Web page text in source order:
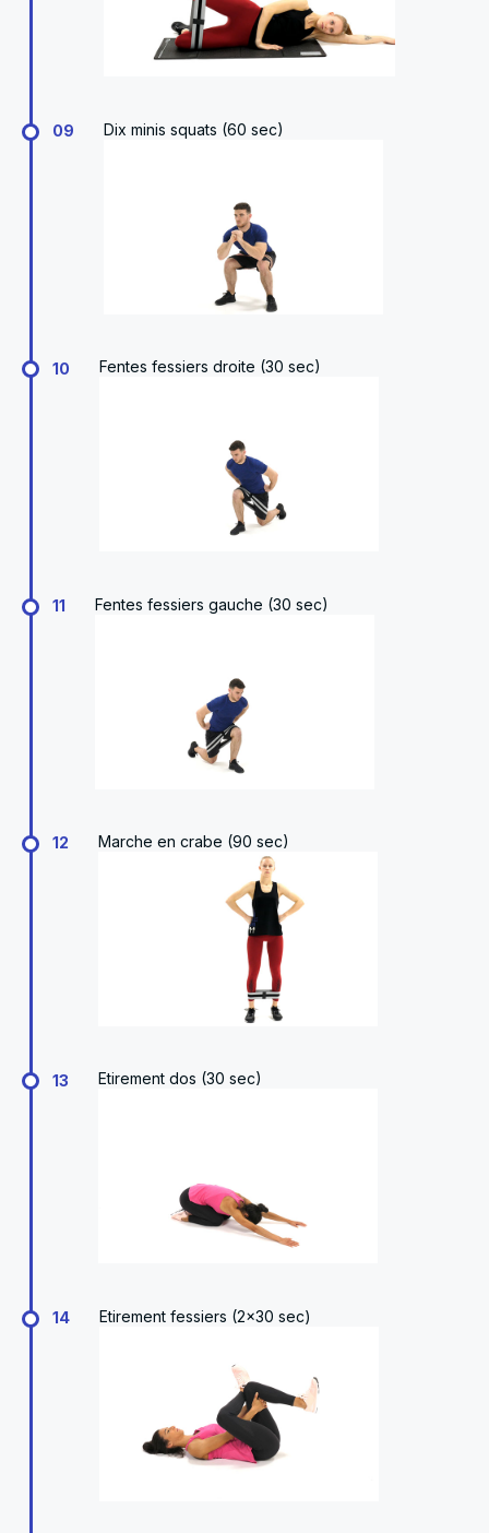
09 Dix minis squats (60 sec)
10 Fentes fessiers droite (30 sec)
11 Fentes fessiers gauche (30 sec)
12 Marche en crabe (90 sec)
13 Etirement dos (30 sec)
14 Etirement fessiers (2x30 sec)